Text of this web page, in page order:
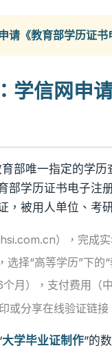
请《教育部学历证书
学信网申
部唯一指定的学
部学历证书电子注
，被用人单位、考
），完成实
选择“高等学历”下的
月），支付费用（
或分享在线验证链接
大学毕业证制作”的